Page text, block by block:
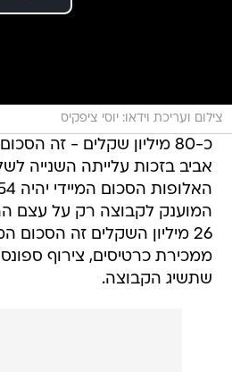
צילום ועריכת וידאו: יוסי ציפקיס
כ-80 מיליון שקלים - זה
אביב בזכות עלייתה השנייה
המוענק לקבוצה רק על עצם
26 מיליון השקלים זה
ממכירת כרטיסים, צירוף
שתשיג הקבוצה.